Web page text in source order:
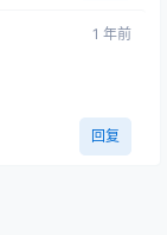
1 年前
回复